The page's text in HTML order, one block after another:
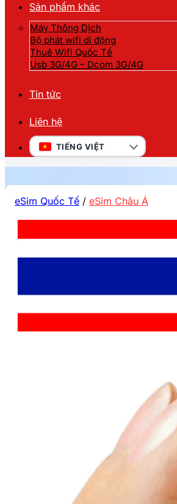
Sản phẩm khác
Máy Thông Dịch
Bộ phát wifi di động
Thuê Wifi Quốc Tế
Usb 3G/4G – Dcom 3G/4G
Tin tức
Liên hệ
TIẾNG VIỆT
eSim Quốc Tế / eSim Châu Á